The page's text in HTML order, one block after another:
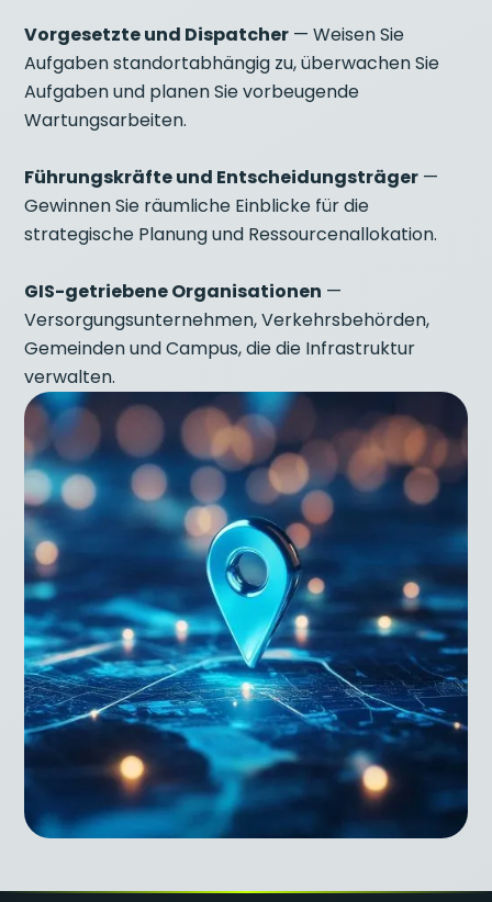
Vorgesetzte und Dispatcher — Weisen Sie
Aufgaben standortabhängig zu, überwachen Sie
Aufgaben und planen Sie vorbeugende
Wartungsarbeiten.
Führungskräfte und Entscheidungsträger —
Gewinnen Sie räumliche Einblicke für die
strategische Planung und Ressourcenallokation.
GIS-getriebene Organisationen —
Versorgungsunternehmen, Verkehrsbehörden,
Gemeinden und Campus, die die Infrastruktur
verwalten.